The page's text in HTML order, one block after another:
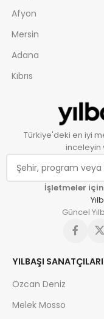
Afyon
Mersin
Adana
Kıbrıs
Türkiye'deki en iyi
inceleyin
İşletmeler
Güncel
YILBAŞI SANATÇILARI
Özcan Deniz
Melek Mosso